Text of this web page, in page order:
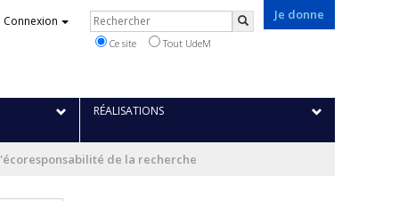
Je donne
Connexion Rechercher
Ce site Tout UdeM
RÉALISATIONS
de la recherche